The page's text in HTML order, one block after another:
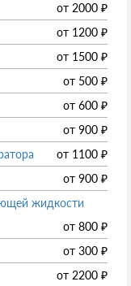
от 2000 ₽
от 1200 ₽
от 1500 ₽
от 500 ₽
от 600 ₽
от 900 ₽
от 1100 ₽
от 900 ₽
жидкости
от 800 ₽
от 300 ₽
от 2200 ₽